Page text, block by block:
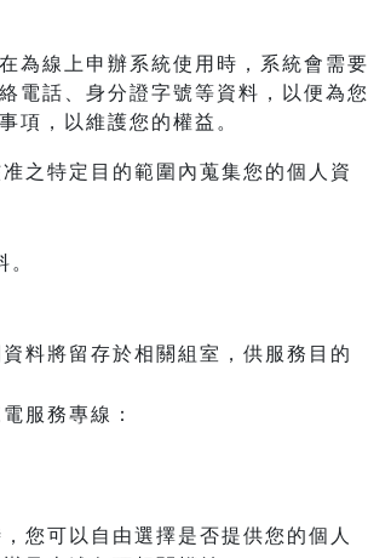
為線上申辦系統使用時，系統會需要
電話、身分證字號等資料，以便為您
項，以維護您的權益。
之特定目的範圍內蒐集您的個人資
料將留存於相關組室，供服務目的
服務專線：
您可以自由選擇是否提供您的個人